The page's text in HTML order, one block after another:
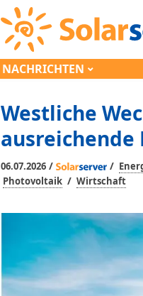
NACHRICHTEN
Westliche
06.07.2026 / /
Photovoltaik / Wirtschaft